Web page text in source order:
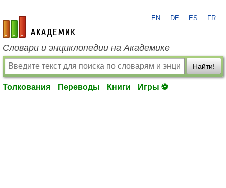
academic.ru
EN DE ES FR
Словари и энциклопедии на Академике
Найти!
Толкования Переводы Книги Игры ⚽